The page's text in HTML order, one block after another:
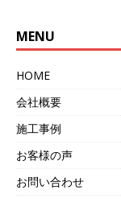
MENU
HOME
会社概要
施工事例
お客様の声
お問い合わせ